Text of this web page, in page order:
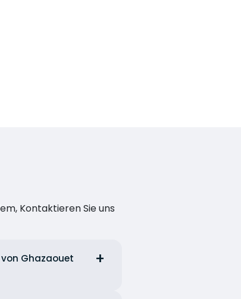
Kontaktieren Sie uns
Ghazaouet